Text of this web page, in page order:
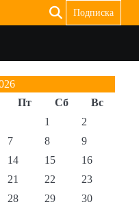
Подписка
Пт Сб
Вс
1
2
7 8
9
14 15
16
21 22
23
28 29
30